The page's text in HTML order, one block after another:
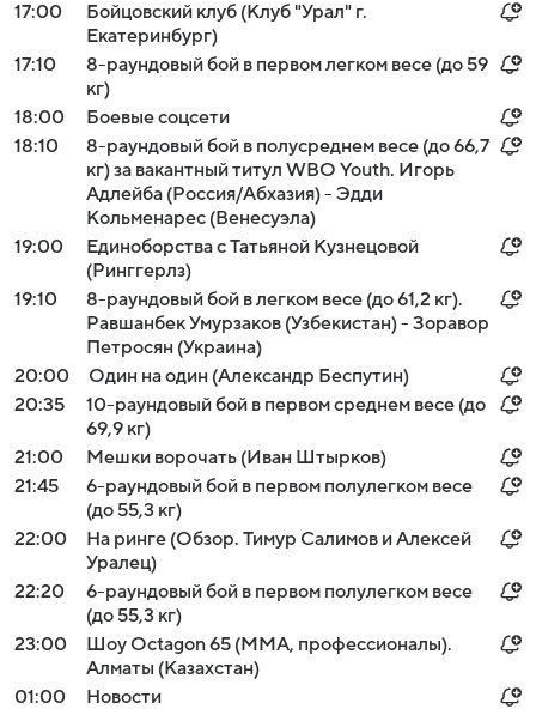
17:00
Бойцовский клуб (Клуб "Урал" г.
Екатеринбург)
17:10
8-раундовый бой в первом легком весе (до 59
кг)
18:00
Боевые соцсети
18:10
8-раундовый бой в полусреднем весе (до 66,7
кг) за вакантный титул WBO Youth. Игорь
Адлейба (Россия/Абхазия) - Эдди
Кольменарес (Венесуэла)
19:00
Единоборства с Татьяной Кузнецовой
(Ринггерлз)
19:10
8-раундовый бой в легком весе (до 61,2 кг).
Равшанбек Умурзаков (Узбекистан) - Зоравор
Петросян (Украина)
20:00
Один на один (Александр Беспутин)
20:35
10-раундовый бой в первом среднем весе (до
69,9 кг)
21:00
Мешки ворочать (Иван Штырков)
21:45
6-раундовый бой в первом полулегком весе
(до 55,3 кг)
22:00
На ринге (Обзор. Тимур Салимов и Алексей
Уралец)
22:20
6-раундовый бой в первом полулегком весе
(до 55,3 кг)
23:00
Шоу Octagon 65 (MMA, профессионалы).
Алматы (Казахстан)
01:00
Новости